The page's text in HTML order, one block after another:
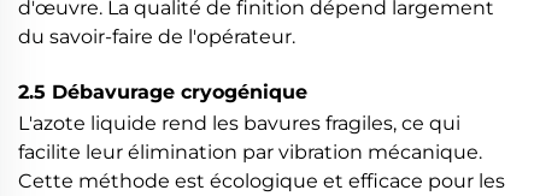
d'œuvre. La qualité de finition dépend largement
du savoir-faire de l'opérateur.
2.5 Débavurage cryogénique
L'azote liquide rend les bavures fragiles, ce qui
facilite leur élimination par vibration mécanique.
Cette méthode est écologique et efficace pour les